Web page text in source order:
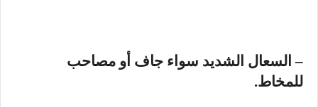
– السعال الشديد سواء جاف أو مصاحب
للمخاط.